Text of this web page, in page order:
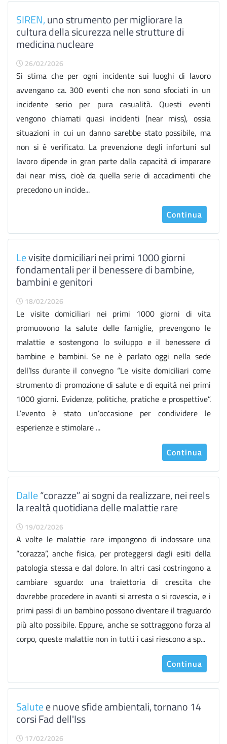
SIREN,uno strumento per migliorare la
cultura della sicurezza nelle strutture di
medicina nucleare
26/02/2026
Si stima che per ogni incidente sui luoghi di lavoro
avvengano ca. 300 eventi che non sono sfociati in un
incidente serio per pura casualità. Questi eventi
vengono chiamati quasi incidenti (near miss), ossia
situazioni in cui un danno sarebbe stato possibile, ma
non si è verificato. La prevenzione degli infortuni sul
lavoro dipende in gran parte dalla capacità di imparare
dai near miss, cioè da quella serie di accadimenti che
precedono un incide...
Continua
Levisite domiciliari nei primi 1000 giorni
fondamentali per il benessere di bambine,
bambini e genitori
18/02/2026
Le visite domiciliari nei primi 1000 giorni di vita
promuovono la salute delle famiglie, prevengono le
malattie e sostengono lo sviluppo e il benessere di
bambine e bambini. Se ne è parlato oggi nella sede
dell’Iss durante il convegno “Le visite domiciliari come
strumento di promozione di salute e di equità nei primi
1000 giorni. Evidenze, politiche, pratiche e prospettive”.
L’evento è stato un’occasione per condividere le
esperienze e stimolare ...
Continua
Dalle“corazze” ai sogni da realizzare, nei reels
la realtà quotidiana delle malattie rare
19/02/2026
A volte le malattie rare impongono di indossare una
“corazza”, anche fisica, per proteggersi dagli esiti della
patologia stessa e dal dolore. In altri casi costringono a
cambiare sguardo: una traiettoria di crescita che
dovrebbe procedere in avanti si arresta o si rovescia, e i
primi passi di un bambino possono diventare il traguardo
più alto possibile. Eppure, anche se sottraggono forza al
corpo, queste malattie non in tutti i casi riescono a sp...
Continua
Salutee nuove sfide ambientali, tornano 14
corsi Fad dell'Iss
17/02/2026